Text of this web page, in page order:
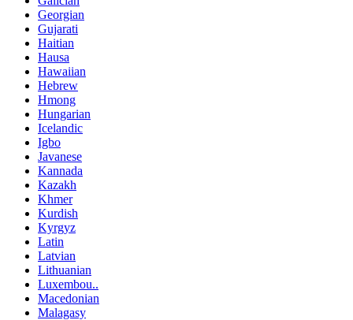
Georgian
Gujarati
Haitian
Hausa
Hawaiian
Hebrew
Hmong
Hungarian
Icelandic
Igbo
Javanese
Kannada
Kazakh
Khmer
Kurdish
Kyrgyz
Latin
Latvian
Lithuanian
Luxembou..
Macedonian
Malagasy